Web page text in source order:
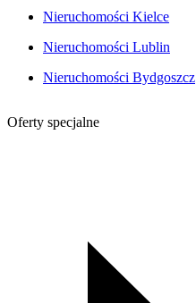
Nieruchomości Kielce
Nieruchomości Lublin
Nieruchomości Bydgoszcz
Oferty specjalne